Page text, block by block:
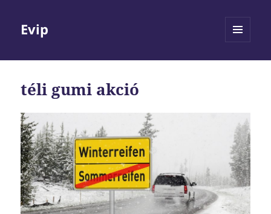
Evip
téli gumi akció